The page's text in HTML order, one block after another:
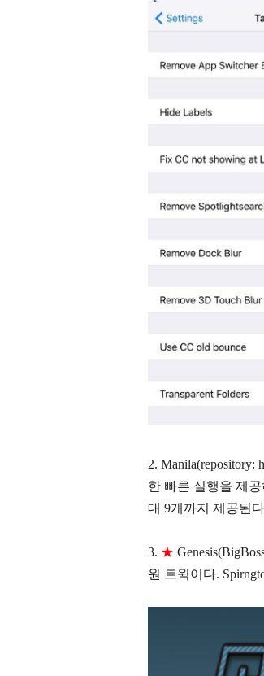
2. Manila(repository:
한 빠른 실행을 제
대 9개까지 제공된
3. ★
원 트윅이다.